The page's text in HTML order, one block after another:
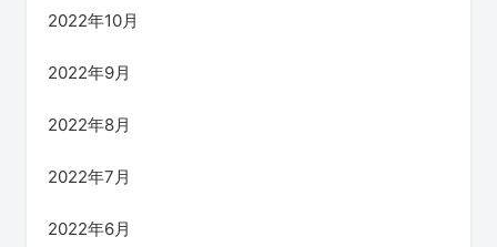
2022年10月
2022年9月
2022年8月
2022年7月
2022年6月